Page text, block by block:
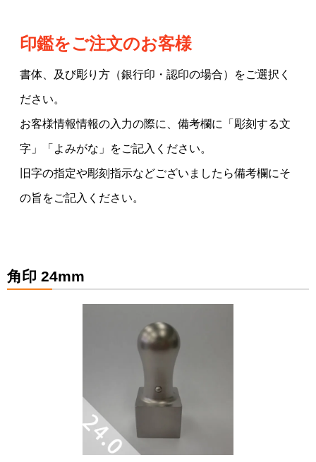
印鑑をご注文のお客様
書体、及び彫り方（銀行印・認印の場合）をご選択く
ださい。
お客様情報情報の入力の際に、備考欄に「彫刻する文
字」「よみがな」をご記入ください。
旧字の指定や彫刻指示などございましたら備考欄にそ
の旨をご記入ください。
角印 24mm